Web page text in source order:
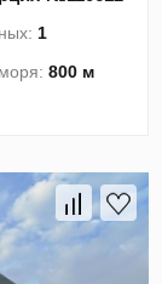
1
моря:800 м